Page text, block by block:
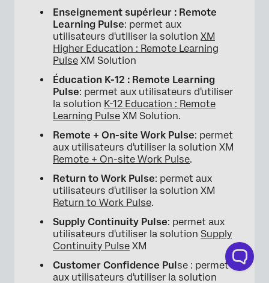
Enseignement supérieur : Remote
Learning Pulse: permet aux
utilisateurs d'utiliser la solution XM
Higher Education : Remote Learning
Pulse XM Solution
Éducation K-12 : Remote Learning
Pulse: permet aux utilisateurs d'utiliser
la solution K-12 Education : Remote
Learning Pulse XM Solution.
Remote + On-site Work Pulse: permet
aux utilisateurs d'utiliser la solution XM
Remote + On-site Work Pulse.
Return to Work Pulse: permet aux
utilisateurs d'utiliser la solution XM
Return to Work Pulse.
Supply Continuity Pulse: permet aux
utilisateurs d'utiliser la solution Supply
Continuity Pulse XM
Customer Confidence Pulse : permet
aux utilisateurs d'utiliser la solution